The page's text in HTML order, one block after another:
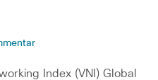
Index (VNI) Global